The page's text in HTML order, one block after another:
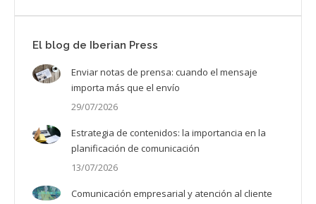
El blog de Iberian Press
Enviar notas de prensa: cuando el mensaje
importa más que el envío
29/07/2026
Estrategia de contenidos: la importancia en la
planificación de comunicación
13/07/2026
Comunicación empresarial y atención al cliente